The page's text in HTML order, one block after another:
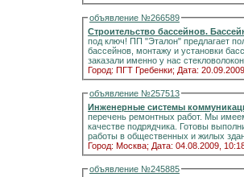
объявление №266589
Строительство бассейнов.
под ключ! ПП "Эталон" предлагает
бассейнов, монтажу и установки
заказали именно у нас
Город: ПГТ Гребенки; Дата:
объявление №257513
Инженерные системы
перечень ремонтных работ. Мы
качестве подрядчика. Готовы
работы в общественных и жилых
Город: Москва; Дата: 04.08.2009,
объявление №245885